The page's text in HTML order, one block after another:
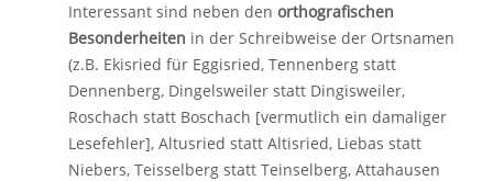
Interessant sind neben den orthografischen
Besonderheiten in der Schreibweise der Ortsnamen
(z.B. Ekisried für Eggisried, Tennenberg statt
Dennenberg, Dingelsweiler statt Dingisweiler,
Roschach statt Boschach [vermutlich ein damaliger
Lesefehler], Altusried statt Altisried, Liebas statt
Niebers, Teisselberg statt Teinselberg, Attahausen